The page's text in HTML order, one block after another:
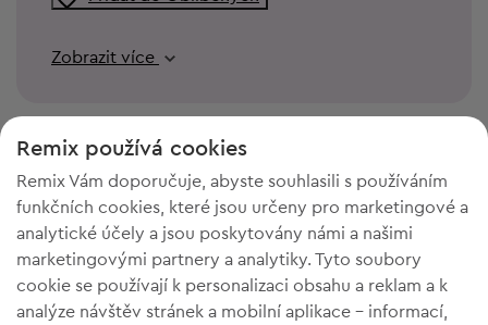
Zobrazit více
POTŘEBUJETE PROSTOR VE
Remix používá cookies
Remix Vám doporučuje, abyste souhlasili s používáním
funkčních cookies, které jsou určeny pro marketingové a
analytické účely a jsou poskytovány námi a našimi
marketingovými partnery a analytiky. Tyto soubory
cookie se používají k personalizaci obsahu a reklam a k
analýze návštěv stránek a mobilní aplikace - informací,